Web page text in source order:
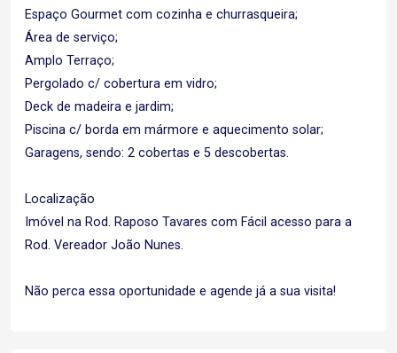
Espaço Gourmet com cozinha e churrasqueira;
Área de serviço;
Amplo Terraço;
Pergolado c/ cobertura em vidro;
Deck de madeira e jardim;
Piscina c/ borda em mármore e aquecimento solar;
Garagens, sendo: 2 cobertas e 5 descobertas.
Localização
Imóvel na Rod. Raposo Tavares com Fácil acesso para a
Rod. Vereador João Nunes.
Não perca essa oportunidade e agende já a sua visita!